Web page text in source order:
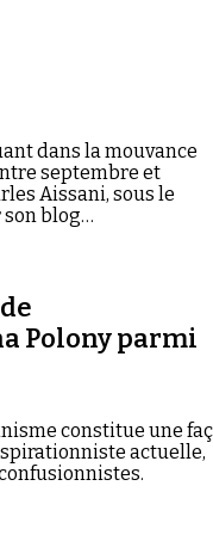
dans la mouvance
septembre et
Aissani, sous le
son blog…
Polony parmi
constitue une
actuelle,